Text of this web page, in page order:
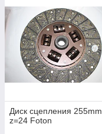
Диск сцепления 255mm
z=24 Foton